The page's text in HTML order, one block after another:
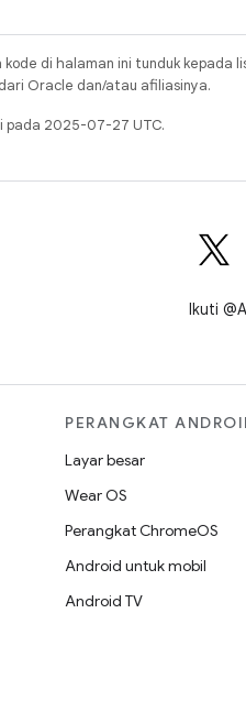
di halaman ini tunduk kepada
Oracle dan/atau afiliasinya.
pada 2025-07-27 UTC.
Ikuti
PERANGKAT
Layar besar
Wear OS
Perangkat ChromeOS
Android untuk mobil
Android TV